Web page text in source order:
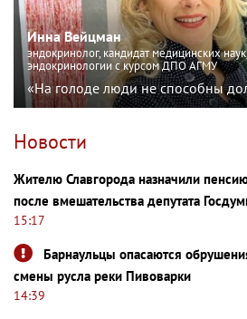
Инна Вейцман
эндокринолог, кандидат медицинских
эндокринологии с курсом ДПО АГМУ
«На голоде люди не способны
Новости
Жителю Славгорода назначили
после вмешательства депутата
15:17
Барнаульцы опасаются
смены русла реки Пивоварки
14:39